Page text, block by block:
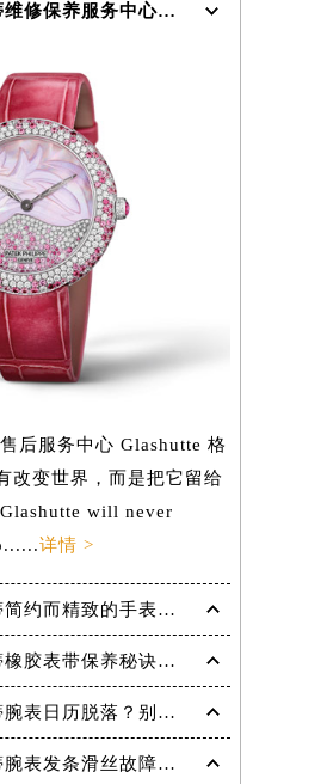
格拉苏蒂维修保养服务中心介绍 | Glashutte
后服务中心 Glashutte 格
改变世界，而是把它留给
will never
详情 >
格拉苏蒂简约而精致的手表，Lady Serenade Karree腕表
格拉苏蒂橡胶表带保养秘诀：守护彩虹色彩，拒绝老化
格拉苏蒂腕表日历脱落？别急，这里有解决妙招
格拉苏蒂腕表发条滑丝故障？专业修复技巧大揭秘